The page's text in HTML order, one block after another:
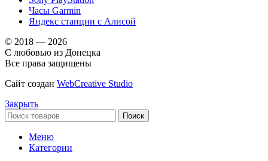
Часы Garmin
Яндекс станции с Алисой
© 2018 — 2026
С любовью из Донецка
Все права защищены
Сайт создан WebCreative Studio
Закрыть
Поиск
Меню
Категории